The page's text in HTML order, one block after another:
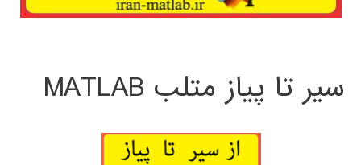
سیر تا پیاز متلب MATLAB